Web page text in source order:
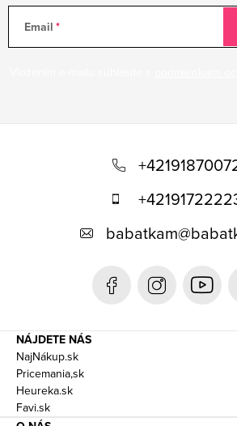
Email
babatkam@
NÁJDETE NÁS
NajNákup.sk
Pricemania,sk
Heureka.sk
Favi.sk